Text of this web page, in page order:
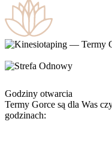
Godziny otwarcia
Termy Gorce są dla Was
godzinach: